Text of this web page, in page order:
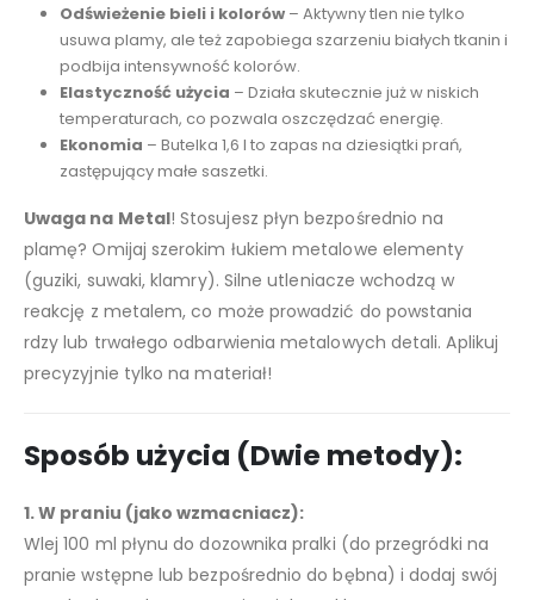
Odświeżenie bieli i kolorów– Aktywny tlen nie tylko
usuwa plamy, ale też zapobiega szarzeniu białych tkanin i
podbija intensywność kolorów.
Elastyczność użycia – Działa skutecznie już w niskich
temperaturach, co pozwala oszczędzać energię.
Ekonomia – Butelka 1,6 l to zapas na dziesiątki prań,
zastępujący małe saszetki.
Uwaga na Metal! Stosujesz płyn bezpośrednio na
plamę? Omijaj szerokim łukiem metalowe elementy
(guziki, suwaki, klamry). Silne utleniacze wchodzą w
reakcję z metalem, co może prowadzić do powstania
rdzy lub trwałego odbarwienia metalowych detali. Aplikuj
precyzyjnie tylko na materiał!
Sposób użycia (Dwie metody):
1. W praniu (jako wzmacniacz):
Wlej 100 ml płynu do dozownika pralki (do przegródki na
pranie wstępne lub bezpośrednio do bębna) i dodaj swój